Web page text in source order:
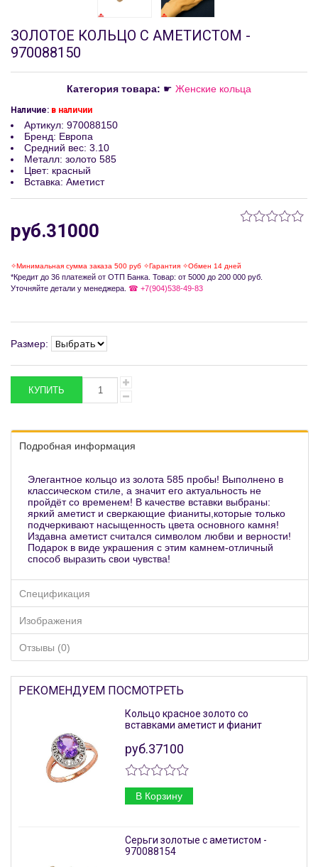
ЗОЛОТОЕ КОЛЬЦО С АМЕТИСТОМ -
‎970088150
Категория товара: ☛ Женские кольца
Наличие: в наличии
Артикул: ‎970088150
Бренд: Европа
Средний вес: 3.10
Металл: золото 585
Цвет: красный
Вставка: Аметист
руб.31000
✧Минимальная сумма заказа 500 руб ✧Гарантия ✧Обмен 14 дней
*Кредит до 36 платежей от ОТП Банка. Товар: от 5000 до 200 000 руб.
Уточняйте детали у менеджера. ☎ +7(904)538-49-83
Размер:
Подробная информация
Элегантное кольцо из золота 585 пробы! Выполнено в
классическом стиле, а значит его актуальность не
пройдёт со временем! В качестве вставки выбраны:
яркий аметист и сверкающие фианиты,которые только
подчеркивают насыщенность цвета основного камня!
Издавна аметист считался символом любви и верности!
Подарок в виде украшения с этим камнем-отличный
способ выразить свои чувства!
Спецификация
Изображения
Отзывы (0)
РЕКОМЕНДУЕМ ПОСМОТРЕТЬ
Кольцо красное золото со
вставками аметист и фианит
руб.37100
В Корзину
‎Серьги золотые с аметистом -
970088154